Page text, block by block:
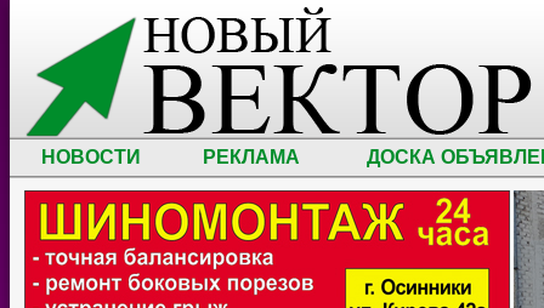
НОВОСТИ РЕКЛАМА ДОСКА